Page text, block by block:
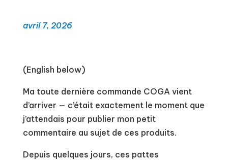
avril 7, 2026
(English below)
Ma toute dernière commande COGA vient
d’arriver — c’était exactement le moment que
j’attendais pour publier mon petit
commentaire au sujet de ces produits.
Depuis quelques jours, ces pattes